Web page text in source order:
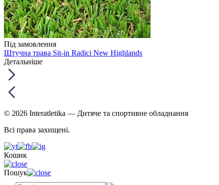
Під замовлення
Штучна трава Sit-in Radici New Highlands
Детальніше
© 2026 Interatletika — Дитяче та спортивне обладнання
Всі права захищені.
Кошик
Пошук